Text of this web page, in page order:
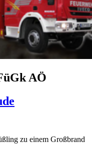
AÖ
zu einem Großbrand